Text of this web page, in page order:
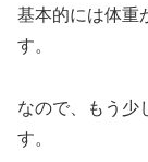
基本的には体重
す。
なので、もう少
す。